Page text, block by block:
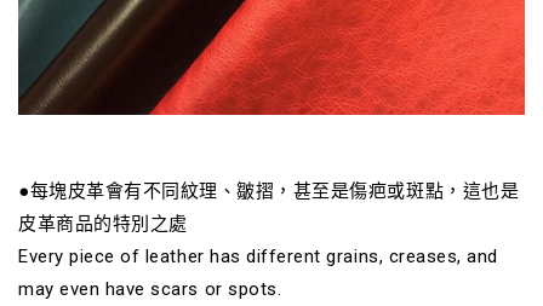
●每塊皮革會有不同紋理、皺摺，甚至是傷疤或斑點，這也是
皮革商品的特別之處
Every piece of leather has different grains, creases, and
may even have scars or spots.